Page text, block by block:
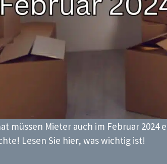
müssen Mieter auch im Februar
Lesen Sie hier, was wichtig ist!